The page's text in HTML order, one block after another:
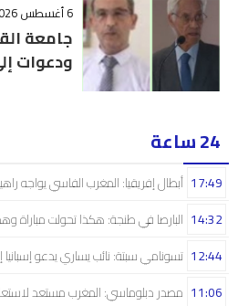
6 أغسطس 2026 - 21:06
جامعة
ودعوات
24 ساعة
أبطال إفريقيا: المغرب الفاسي يواجه 17:49
البارصا في طنجة: هكذا تحولت مباراة 14:32
تسونامي سبتة: نائب يساري يدعو إسبانيا 12:44
مصدر دبلوماسي: المغرب مستعد 11:06